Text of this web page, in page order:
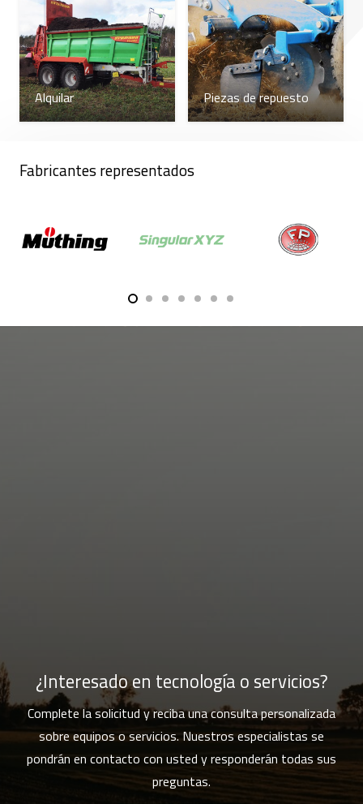
Alquilar Piezas de repuesto
Fabricantes representados
¿Interesado en tecnología o servicios?
Complete la solicitud y reciba una consulta personalizada
sobre equipos o servicios. Nuestros especialistas se
pondrán en contacto con usted y responderán todas sus
preguntas.